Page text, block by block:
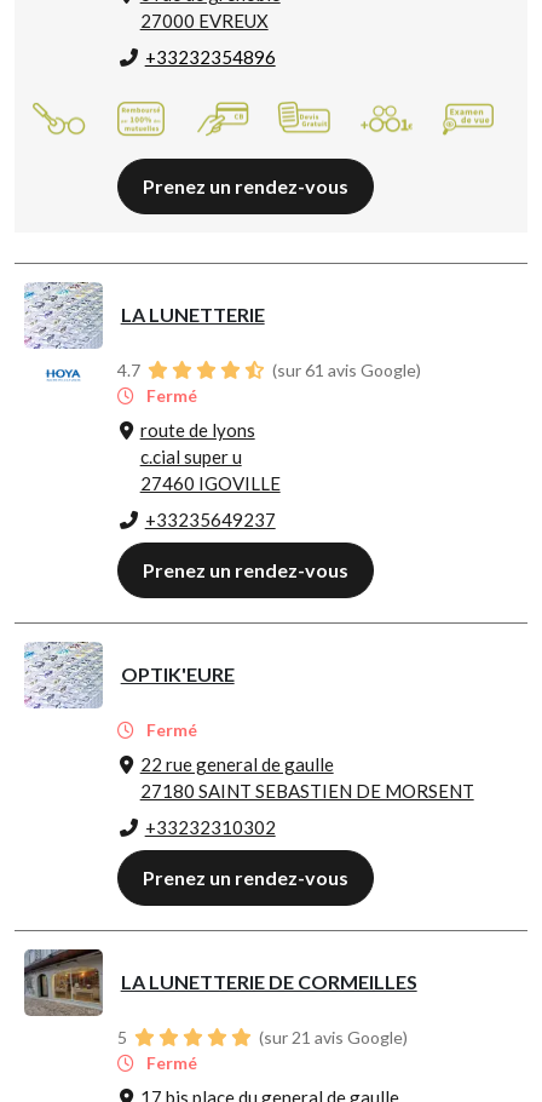
27000 EVREUX
+33232354896
Prenez un rendez-vous
LA LUNETTERIE
4.7
(sur 61 avis Google)
Fermé
route de lyons
c.cial super u
27460 IGOVILLE
+33235649237
Prenez un rendez-vous
OPTIK'EURE
Fermé
22 rue general de gaulle
27180 SAINT SEBASTIEN DE MORSENT
+33232310302
Prenez un rendez-vous
LA LUNETTERIE DE CORMEILLES
5
(sur 21 avis Google)
Fermé
17 bis place du general de gaulle